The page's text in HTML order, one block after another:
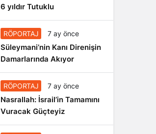
6 yıldır Tutuklu
RÖPORTAJ 7 ay önce
Süleymani’nin Kanı Direnişin
Damarlarında Akıyor
RÖPORTAJ 7 ay önce
Nasrallah: İsrail’in Tamamını
Vuracak Güçteyiz